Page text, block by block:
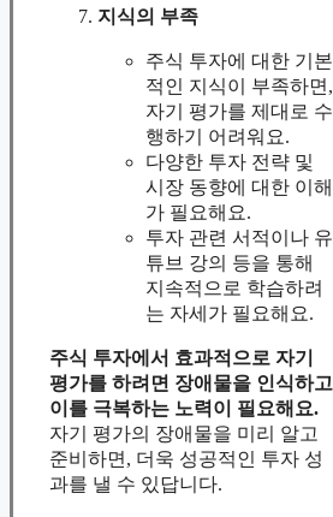
지식의 부족
주식 투자에 대한 기본
적인 지식이 부족하면,
자기 평가를 제대로 수
행하기 어려워요.
다양한 투자 전략 및
시장 동향에 대한 이해
가 필요해요.
투자 관련 서적이나 유
튜브 강의 등을 통해
지속적으로 학습하려
는 자세가 필요해요.
주식 투자에서 효과적으로 자기
평가를 하려면 장애물을 인식하고
이를 극복하는 노력이 필요해요.
자기 평가의 장애물을 미리 알고
준비하면, 더욱 성공적인 투자 성
과를 낼 수 있답니다.